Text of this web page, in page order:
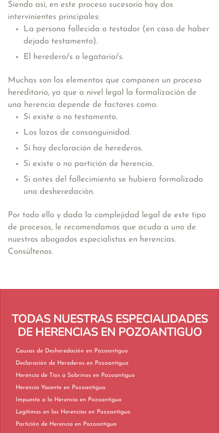
Siendo así, en este proceso sucesorio hay dos
intervinientes principales:
La persona fallecida o testador (en caso de haber
dejado testamento).
El heredero/s o legatario/s.
Muchas son los elementos que componen un proceso
hereditario, ya que a nivel legal la formalización de
una herencia depende de factores como:
Si existe o no testamento.
Los lazos de consanguinidad.
Si hay declaración de herederos.
Si existe o no partición de herencia.
Si antes del fallecimiento se hubiera formalizado
una desheredación.
Por todo ello y dada la complejidad legal de este tipo
de procesos, le recomendamos que acuda a uno de
nuestros abogados especialistas en herencias.
Consúltenos.
TODAS NUESTRAS ESPECIALIDADES
DE HERENCIAS EN POZOANTIGUO
Causas de Desheredación en Pozoantiguo
Declaración de Herederos en Pozoantiguo
Herencia de Tíos a Sobrinos en Pozoantiguo
Herencia Yacente en Pozoantiguo
Impuesto a la Herencia en Pozoantiguo
Legítimas en las Herencias en Pozoantiguo
Partición de Herencia en Pozoantiguo